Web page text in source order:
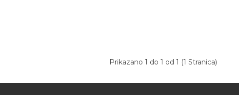
Prikazano 1 do 1 od 1 (1 Stranica)